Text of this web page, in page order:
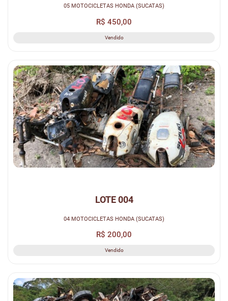
05 MOTOCICLETAS HONDA (SUCATAS)
R$ 450,00
Vendido
LOTE 004
04 MOTOCICLETAS HONDA (SUCATAS)
R$ 200,00
Vendido